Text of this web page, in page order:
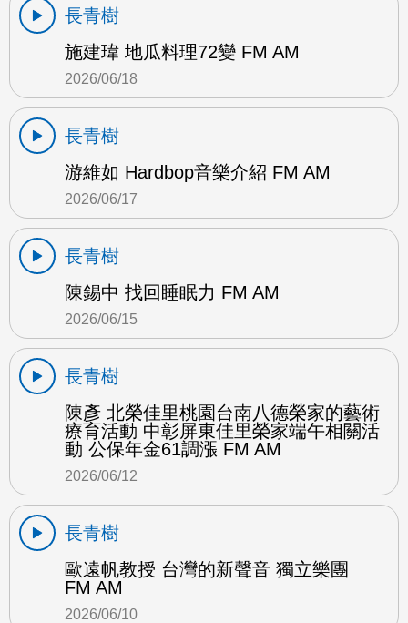
長青樹
施建瑋 地瓜料理72變 FM AM
2026/06/18
長青樹
游維如 Hardbop音樂介紹 FM AM
2026/06/17
長青樹
陳錫中 找回睡眠力 FM AM
2026/06/15
長青樹
陳彥 北榮佳里桃園台南八德榮家的藝術
療育活動 中彰屏東佳里榮家端午相關活
動 公保年金61調漲 FM AM
2026/06/12
長青樹
歐遠帆教授 台灣的新聲音 獨立樂團
FM AM
2026/06/10